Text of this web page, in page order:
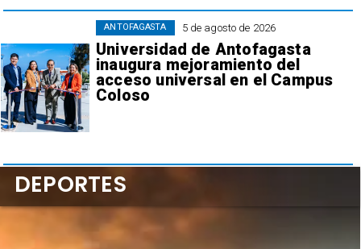
5 de agosto de 2026
Universidad de Antofagasta
inaugura mejoramiento del
acceso universal en el Campus
Coloso
ANTOFAGASTA
DEPORTES